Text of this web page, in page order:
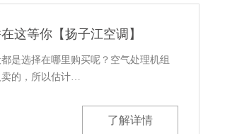
这等你【扬子江空调】
是选择在哪里购买呢？空气处理机组
卖的，所以估计…
了解详情